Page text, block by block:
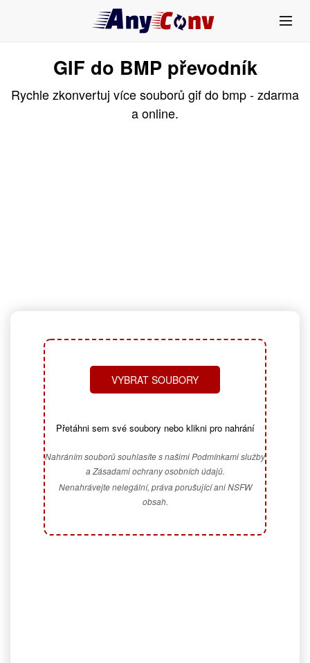
GIF do BMP převodník
Rychle zkonvertuj více souborů gif do bmp - zdarma
a online.
VYBRAT SOUBORY
Přetáhni sem své soubory nebo klikni pro nahrání
Nahráním souborů souhlasíte s našimi Podmínkami služby
a Zásadami ochrany osobních údajů.
Nenahrávejte nelegální, práva porušující ani NSFW
obsah.